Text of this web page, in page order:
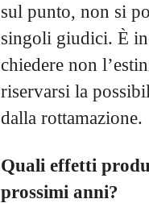
sul punto, non si
singoli giudici. È
chiedere non
riservarsi la
dalla rottamazione.
Quali effetti
prossimi anni?